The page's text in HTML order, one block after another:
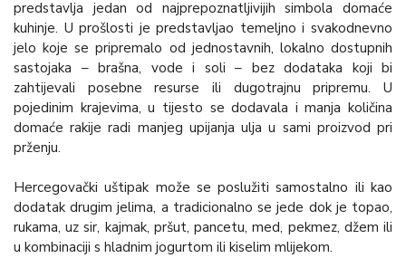
predstavlja jedan od najprepoznatljivijih simbola domaće
kuhinje. U prošlosti je predstavljao temeljno i svakodnevno
jelo koje se pripremalo od jednostavnih, lokalno dostupnih
sastojaka – brašna, vode i soli – bez dodataka koji bi
zahtijevali posebne resurse ili dugotrajnu pripremu. U
pojedinim krajevima, u tijesto se dodavala i manja količina
domaće rakije radi manjeg upijanja ulja u sami proizvod pri
prženju.
Hercegovački uštipak može se poslužiti samostalno ili kao
dodatak drugim jelima, a tradicionalno se jede dok je topao,
rukama, uz sir, kajmak, pršut, pancetu, med, pekmez, džem ili
u kombinaciji s hladnim jogurtom ili kiselim mlijekom.